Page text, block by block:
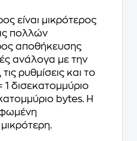
είναι μικρότερος
πολλών
αποθήκευσης
ανάλογα με την
ρυθμίσεις και το
1 δισεκατομμύριο
bytes. Η